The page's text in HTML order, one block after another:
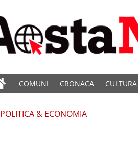
COMUNI CRONACA
POLITICA & ECONOMIA